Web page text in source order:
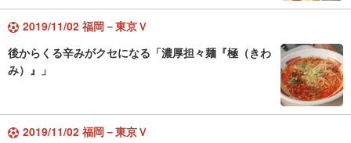
2019/11/02 福岡－東京Ｖ
後からくる辛みがクセになる「濃厚担々麺『極（きわ
み）』」
2019/11/02 福岡－東京Ｖ